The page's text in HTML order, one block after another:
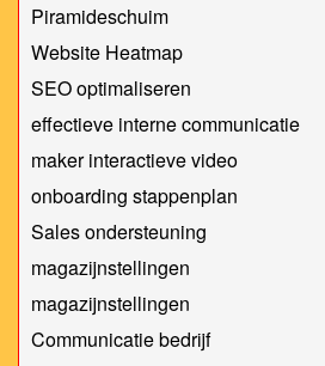
Piramideschuim
Website Heatmap
SEO optimaliseren
effectieve interne communicatie
maker interactieve video
onboarding stappenplan
Sales ondersteuning
magazijnstellingen
magazijnstellingen
Communicatie bedrijf